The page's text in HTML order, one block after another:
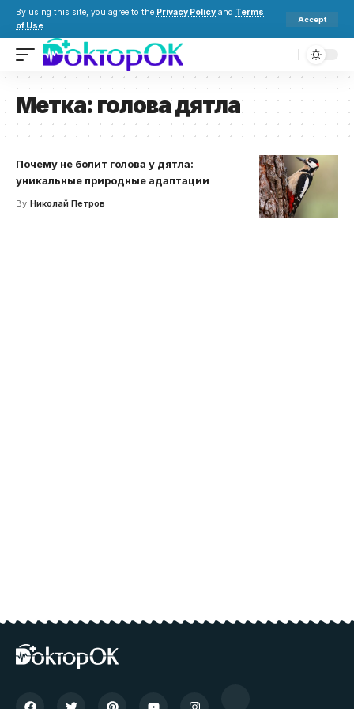
By using this site, you agree to the Privacy Policy and Terms
of Use.
Accept
Метка: голова дятла
Почему не болит голова у дятла:
уникальные природные адаптации
By Николай Петров